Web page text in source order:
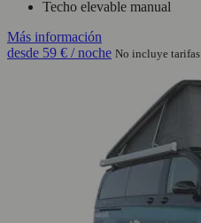
Techo elevable manual
Más información
desde 59 € / noche No incluye tarifas